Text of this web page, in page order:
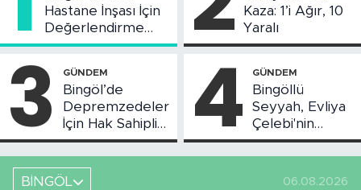
Hastane İnşası İçin
Değerlendirme
Toplantısı Yapıldı
Kaza: 1’i Ağır, 10
Yaralı
3 GÜNDEM
Bingöl’de
Depremzedeler
İçin Hak Sahipliği
Askı Süreci
Başladı
4 GÜNDEM
Bingöllü
Seyyah, Evliya
Çelebi'nin
Bahsettiği
Bingöl'deki O
BİNGÖL 06.08.2026